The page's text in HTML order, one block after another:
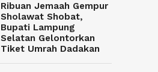
Ribuan Jemaah Gempur
Sholawat Shobat,
Bupati Lampung
Selatan Gelontorkan
Tiket Umrah Dadakan